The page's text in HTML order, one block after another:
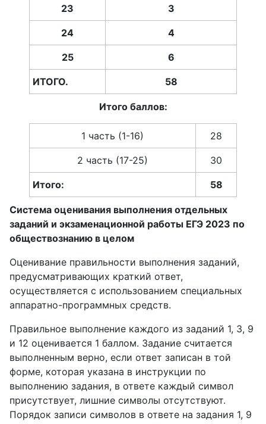
23 3
24 4
25 6
ИТОГО. 58
Итого баллов:
1 часть (1-16) 28
2 часть (17-25) 30
Итого: 58
Система оценивания выполнения отдельных
заданий и экзаменационной работы ЕГЭ 2023 по
обществознанию в целом
Оценивание правильности выполнения заданий,
предусматривающих краткий ответ,
осуществляется с использованием специальных
аппаратно-программных средств.
Правильное выполнение каждого из заданий 1, 3, 9
и 12 оценивается 1 баллом. Задание считается
выполненным верно, если ответ записан в той
форме, которая указана в инструкции по
выполнению задания, в ответе каждый символ
присутствует, лишние символы отсутствуют.
Порядок записи символов в ответе на задания 1, 9